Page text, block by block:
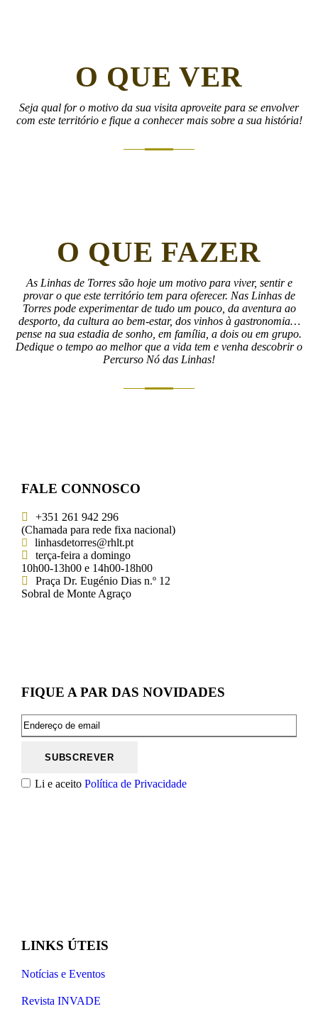
O QUE VER
Seja qual for o motivo da sua visita aproveite para se envolver
com este território e fique a conhecer mais sobre a sua história!
O QUE FAZER
As Linhas de Torres são hoje um motivo para viver, sentir e
provar o que este território tem para oferecer. Nas Linhas de
Torres pode experimentar de tudo um pouco, da aventura ao
desporto, da cultura ao bem-estar, dos vinhos à gastronomia…
pense na sua estadia de sonho, em família, a dois ou em grupo.
Dedique o tempo ao melhor que a vida tem e venha descobrir o
Percurso Nó das Linhas!
FALE CONNOSCO
+351 261 942 296
(Chamada para rede fixa nacional)
linhasdetorres@rhlt.pt
terça-feira a domingo
10h00-13h00 e 14h00-18h00
Praça Dr. Eugénio Dias n.º 12
Sobral de Monte Agraço
FIQUE A PAR DAS NOVIDADES
Li e aceito Política de Privacidade
LINKS ÚTEIS
Notícias e Eventos
Revista INVADE